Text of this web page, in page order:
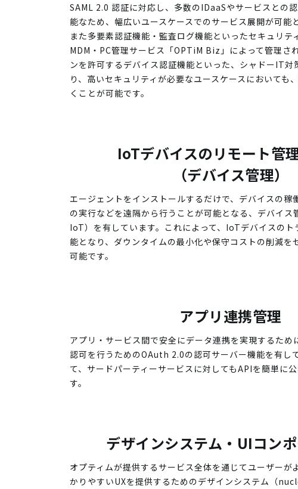
SAML 2.0 認証に対応し、多数のIDaaSやサービスとの
能なため、幅広いユースケースでのサービス展開が可能
また多要素認証機能・監査ログ機能といったセキュリテ
MDM・PC管理サービス「OPTiM Biz」によって管理さ
ンを許可するデバイス認証機能といった、シャドーIT対
り、高いセキュリティが必要なユースケースにおいても
くことが可能です。
IoTデバイスのリモート管
（デバイス管理）
エージェントをインストールするだけで、デバイスの稼
の実行などを遠隔から行うことが可能となる、デバイス
IoT）を有しています。これによって、IoTデバイスのト
能となり、ダウンタイムの最小化や保守コストの削減を
可能です。
アプリ連携管理
アプリ・サービス間で安全にデータ連携を実現するため
認可を行うためのOAuth 2.0の認可サーバー機能を有し
て、サードパーティーサービスに対してもAPIを簡単に
す。
デザインシステム・UIコン
オプティムが提供するサービス全体を通じてユーザーが
かりやすいUXを提供するためのデザインシステム（